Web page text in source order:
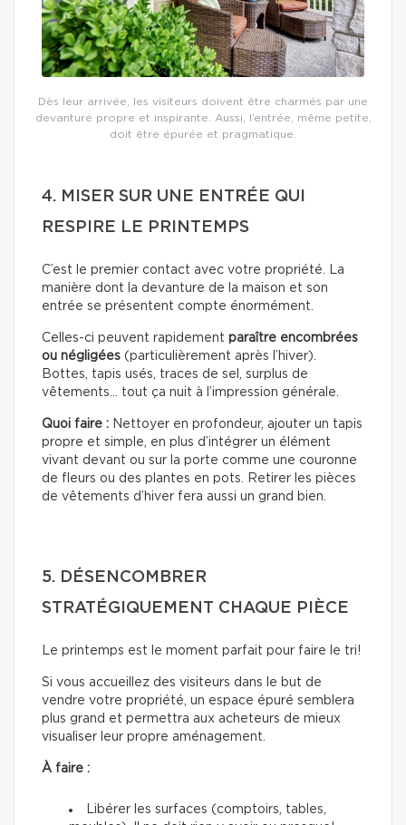
Dès leur arrivée, les visiteurs doivent être charmés par une
devanture propre et inspirante. Aussi, l’entrée, même petite,
doit être épurée et pragmatique.
4. MISER SUR UNE ENTRÉE QUI
RESPIRE LE PRINTEMPS
C’est le premier contact avec votre propriété. La
manière dont la devanture de la maison et son
entrée se présentent compte énormément.
Celles-ci peuvent rapidement paraître encombrées
ou négligées (particulièrement après l’hiver).
Bottes, tapis usés, traces de sel, surplus de
vêtements… tout ça nuit à l’impression générale.
Quoi faire : Nettoyer en profondeur, ajouter un tapis
propre et simple, en plus d’intégrer un élément
vivant devant ou sur la porte comme une couronne
de fleurs ou des plantes en pots. Retirer les pièces
de vêtements d’hiver fera aussi un grand bien.
5. DÉSENCOMBRER
STRATÉGIQUEMENT CHAQUE PIÈCE
Le printemps est le moment parfait pour faire le tri!
Si vous accueillez des visiteurs dans le but de
vendre votre propriété, un espace épuré semblera
plus grand et permettra aux acheteurs de mieux
visualiser leur propre aménagement.
À faire :
Libérer les surfaces (comptoirs, tables,